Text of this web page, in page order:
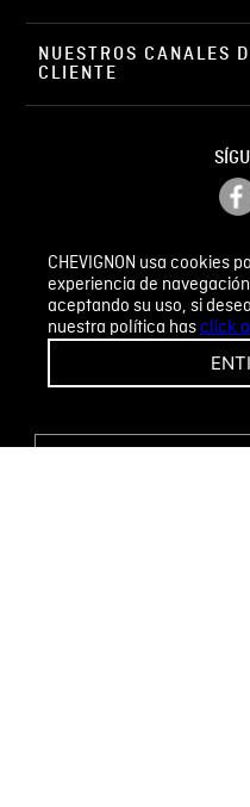
CHEVIGNON usa cookies
experiencia de
aceptando su uso, si
nuestra política hasclick
ENVIAR
NUESTROS CANALES
CLIENTE
PETICIONES,
¡CAMBIOS Y